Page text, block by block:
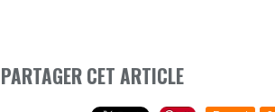
PARTAGER CET ARTICLE